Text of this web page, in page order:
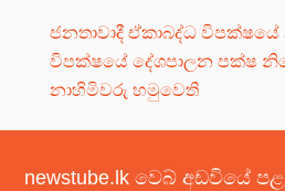
ජනතාවාදී ඒකාබද්ධ
විපක්ෂයේ දේශපාලන පක්ෂ
නාහිමිවරු හමුවෙති
newstube.lk වෙබ් අඩවියේ